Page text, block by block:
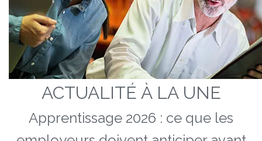
ACTUALITÉ À LA UNE
Apprentissage 2026 : ce que les